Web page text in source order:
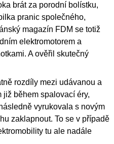
brát za porodní bolístku,
pranic společného,
magazín FDM se totiž
elektromotorem a
A ověřil skutečný
rozdíly mezi udávanou a
během spalovací éry,
vyrukovala s novým
zaklapnout. To se v případě
tu ale nadále